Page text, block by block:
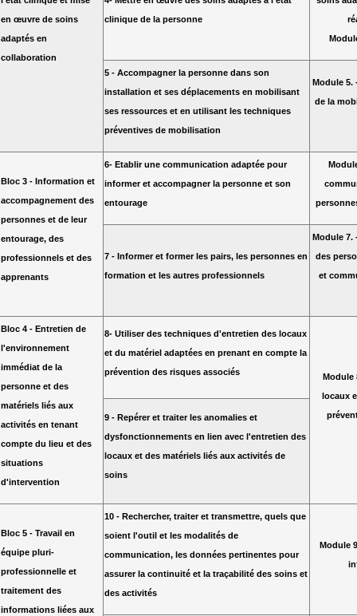
en œuvre de soins
adaptés en
collaboration
clinique de la personne
5 - Accompagner la personne dans son
installation et ses déplacements en mobilisant
ses ressources et en utilisant les techniques
préventives de mobilisation
Module 5.
de la
Bloc 3 - Information et
accompagnement des
personnes et de leur
entourage, des
professionnels et des
apprenants
6- Etablir une communication adaptée pour
informer et accompagner la personne et son
entourage
7 - Informer et former les pairs, les personnes en
formation et les autres professionnels
Module 7.
des
et
Bloc 4 - Entretien de
l'environnement
immédiat de la
personne et des
matériels liés aux
activités en tenant
compte du lieu et des
situations
d'intervention
8- Utiliser des techniques d'entretien des locaux
et du matériel adaptées en prenant en compte la
prévention des risques associés
Module
locaux
9 - Repérer et traiter les anomalies et
dysfonctionnements en lien avec l'entretien des
locaux et des matériels liés aux activités de
soins
Bloc 5 - Travail en
équipe pluri-
professionnelle et
traitement des
informations liées aux
10 - Rechercher, traiter et transmettre, quels que
soient l'outil et les modalités de
communication, les données pertinentes pour
assurer la continuité et la traçabilité des soins et
des activités
Module